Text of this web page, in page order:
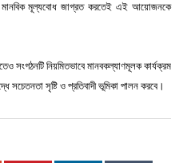
মানবিক মূল্যবোধ জাগ্রত করতেই এই আয়োজনকে
সংগঠনটি নিয়মিতভাবে মানবকল্যাণমূলক কার্যক্রম
সচেতনতা সৃষ্টি ও প্রতিবাদী ভূমিকা পালন করবে।